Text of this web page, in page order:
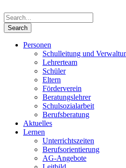
Personen
Schulleitung und
Lehrerteam
Schüler
Eltern
Förderverein
Beratungslehrer
Schulsozialarbeit
Berufsberatung
Aktuelles
Lernen
Unterrichtszeiten
Berufsorientierung
AG-Angebote